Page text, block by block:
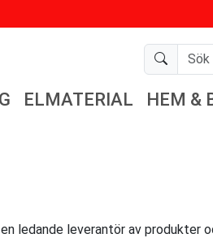
ELMATERIAL HEM &
ledande leverantör av produkter